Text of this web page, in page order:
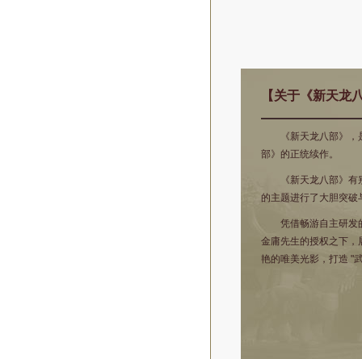
【关于《新天龙
《新天龙八部》，
部》的正统续作。
《新天龙八部》有
的主题进行了大胆突破
凭借畅游自主研发
金庸先生的授权之下，
艳的唯美光影，打造 "